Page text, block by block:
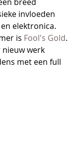
invloeden
elektronica.
is Fool's Gold.
nieuw werk
met een full